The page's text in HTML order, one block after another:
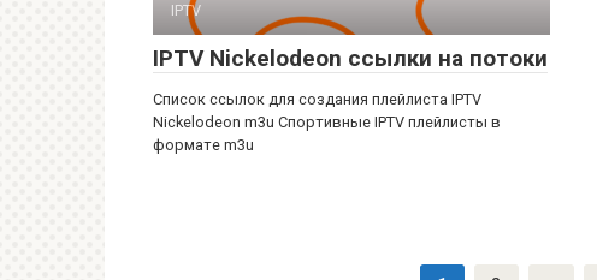
IPTV
IPTV Nickelodeon ссылки на потоки
Список ссылок для создания плейлиста IPTV
Nickelodeon m3u Спортивные IPTV плейлисты в
формате m3u